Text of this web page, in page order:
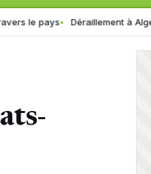
Déraillement à Alger : la SNTF